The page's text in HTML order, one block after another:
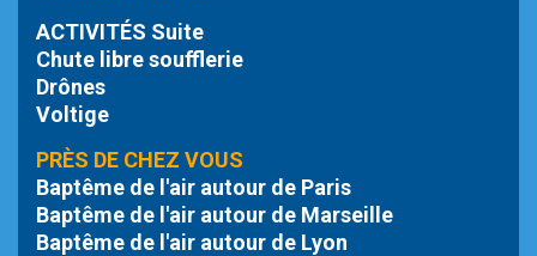
ACTIVITÉS Suite
Chute libresoufflerie
Drônes
Voltige
PRÈS DE CHEZ VOUS
Baptême de l'air autour de Paris
Baptême de l'air autour de Marseille
Baptême de l'air autour de Lyon